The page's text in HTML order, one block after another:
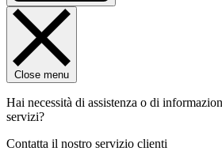
Close menu
Hai necessità di assistenza o di
servizi?
Contatta il nostro servizio clienti